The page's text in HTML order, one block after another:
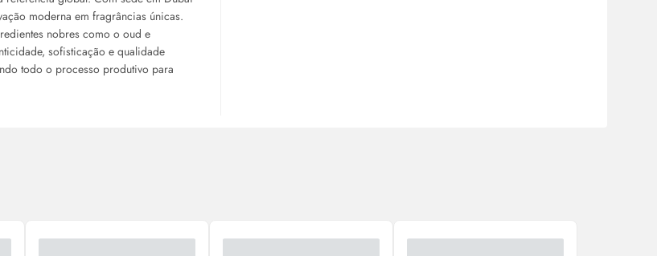
moderna em fragrâncias únicas.
nobres como o oud e
sofisticação e qualidade
todo o processo produtivo para